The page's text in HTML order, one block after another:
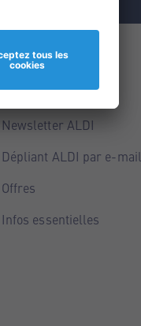
Service
Points ALDI
Newsletter ALDI
Dépliant ALDI par e-mail
Offres
Infos essentielles